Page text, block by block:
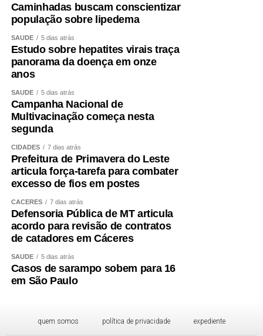
Caminhadas buscam conscientizar
população sobre lipedema
SAÚDE 5 dias atrás
Estudo sobre hepatites virais traça
panorama da doença em onze
anos
SAÚDE 5 dias atrás
Campanha Nacional de
Multivacinação começa nesta
segunda
CIDADES 7 dias atrás
Prefeitura de Primavera do Leste
articula força-tarefa para combater
excesso de fios em postes
CÁCERES 7 dias atrás
Defensoria Pública de MT articula
acordo para revisão de contratos
de catadores em Cáceres
SAÚDE 5 dias atrás
Casos de sarampo sobem para 16
em São Paulo
quem somos política de privacidade expediente